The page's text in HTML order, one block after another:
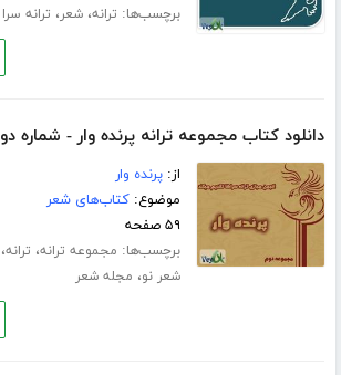
برچسب‌ها: ترانه،شعر، ترانه سرا
دانلود کتاب مجموعه ترانه پرنده وار - شماره دو
از:پرنده وار
موضوع:کتاب‌های شعر
۵۹ صفحه
برچسب‌ها: مجموعه ترانه، ترانه،
شعر نو، مجله شعر